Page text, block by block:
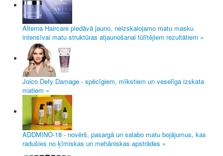
Alterna Haircare piedāvā jauno, neizskalojamo matu masku
intensīvai matu struktūras atjaunošanai tūlītējiem rezultātiem »
Joico Defy Damage - spēcīgiem, mīkstiem un veselīga izskata
matiem »
ADDMINO-18 - novērš, pasargā un salabo matu bojājumus, kas
radušies no ķīmiskas un mehāniskas apstrādes »